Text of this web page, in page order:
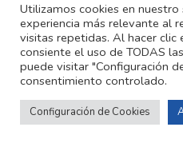
Utilizamos cookies en
experiencia más relevante al
visitas repetidas. Al hacer
consiente el uso de TODAS
puede visitar "Configuración
consentimiento controlado.
Configuración de Cookies
© Copyright 2026 DPR
Política de